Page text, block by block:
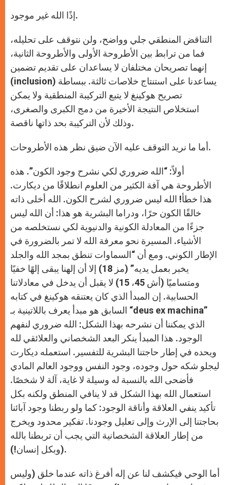
إذًا الله غير موجود.
التناقض المنطقي جلي وواضح، ولن نتوقف على تحليله،
فما من ترابط بين الأطروحة الأولى والأطروحة الثانية،
إنهما تصريحان مختلفان لا يساعدان على تقديم تضمين
(inclusion) يساعدنا على استنتاج خلاصات ثالثة. ببساطة
تصريح هوكينغ لا يتبع التركيبة المنطقية ولا يمكن
استخلاص النتيجة الأخيرة من دمج الكبرى والصغرى،
وذلك لأن التركيبة بحد ذاتها ناقصة.
أما ما نريد التوقف عليه الآن ضيق نظر هذه الأطروحات.
أولاً: “الله ضروري لكي نشرح وجود الكون”. هذه
الأطروحة هي آفة الكثير من العلوم انطلاقًا من ديكارت.
هذا خطأ! الله ليس ضروري لشرح الكون. الله أخلى ذاته
خالقًا الكون حرًا، ودراما البشرية هو هذا: أن الله ليس
جزءًا من المعادلة الكونية والدنيوية لكي نستخلصه من
الأشياء. المسيرة نحو معرفة الله لا تمر بالضرورة في
الإطار الكوني. ومع أن “السماوات تنطق بمجد الله والجلد
يخبر بعمل يديه” (مز 18) إلا أن إلهنا يبقى إلهًا خفيًا
ومتساميًا (أش 45، 15) لا يقبل أن يدخل في معادلاتنا
الحسابية. إن المبدأ الذي كان يعتنقه هوكينغ في كتابه
السابق هو مبدأ يعرف باللاتينية بـ “deus ex machina”
الذي يمكننا أن نشرحه بهذا الشكل: الله ضروري لنفهم
الوجود. هذا المبدأ ينكر البعد الشخصاني والعلائقي لله
ويحده في إطار حاجتنا البشرية للتفسير. استعمله ديكارت
ليجلو شكه حول وجوده، وجود النفس ووجود العالم المادي
فأضحى الله بالنسبة له وسيلة لا غاية، آلة لا شخصًا.
استعمال الله بهذا الشكل قد لا ينافي المنطق ولكنه بكل
تأكيد ينفي العلاقة وأناقة الوجود: كما ولو ربطنا وجود آبائنا
بحاجتنا إلى الإرث وإلى تعليل وجودنا. تفكير محدود ويخرج
من إطار العلاقة الشخصانية التي يجب أن تربطنا بالله
(وبكل إنسان!).
أما الوحي فيكشف لنا عن إله أفرغ ذاته عندما خلق (وليس